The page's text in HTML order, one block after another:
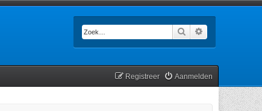
Zoek
Aanmelden
Registreer